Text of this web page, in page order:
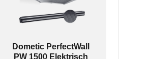
Dometic PerfectWall
PW 1500 Elektrisch